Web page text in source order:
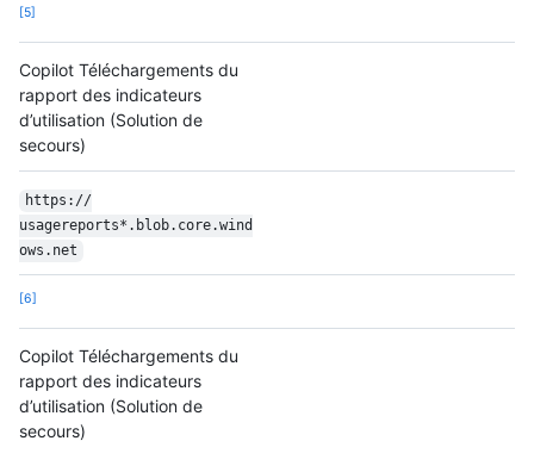
5
Copilot Téléchargements du
rapport des indicateurs
d’utilisation (Solution de
secours)
https://
usagereports*.blob.core.wind
ows.net
6
Copilot Téléchargements du
rapport des indicateurs
d’utilisation (Solution de
secours)